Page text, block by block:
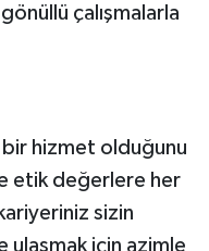
çalışmalarla
bir hizmet olduğunu
etik değerlere her
sizin
ulaşmak için azimle